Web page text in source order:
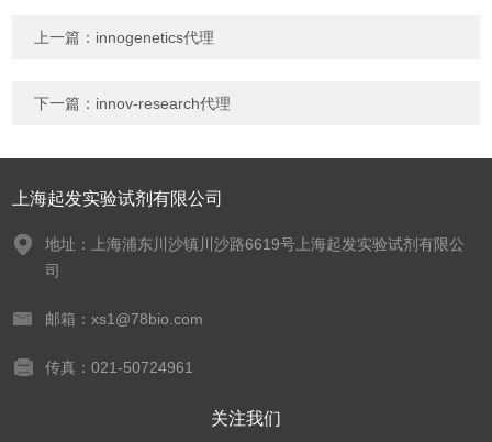
上一篇： innogenetics代理
下一篇： innov-research代理
上海起发实验试剂有限公司
地址：上海浦东川沙镇川沙路6619号上海起发实验试剂有限公
司
邮箱：xs1@78bio.com
传真：021-50724961
关注我们